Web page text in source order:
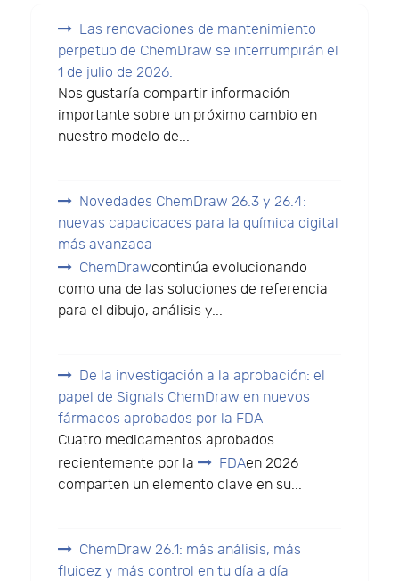
Las renovaciones de mantenimiento
perpetuo de ChemDraw se interrumpirán el
1 de julio de 2026.
Nos gustaría compartir información
importante sobre un próximo cambio en
nuestro modelo de...
Novedades ChemDraw 26.3 y 26.4:
nuevas capacidades para la química digital
más avanzada
ChemDrawcontinúa evolucionando
como una de las soluciones de referencia
para el dibujo, análisis y...
De la investigación a la aprobación: el
papel de Signals ChemDraw en nuevos
fármacos aprobados por la FDA
Cuatro medicamentos aprobados
recientemente por la
FDAen 2026
comparten un elemento clave en su...
ChemDraw 26.1: más análisis, más
fluidez y más control en tu día a día